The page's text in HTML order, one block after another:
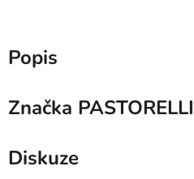
Popis
Značka PASTORELLI
Diskuze